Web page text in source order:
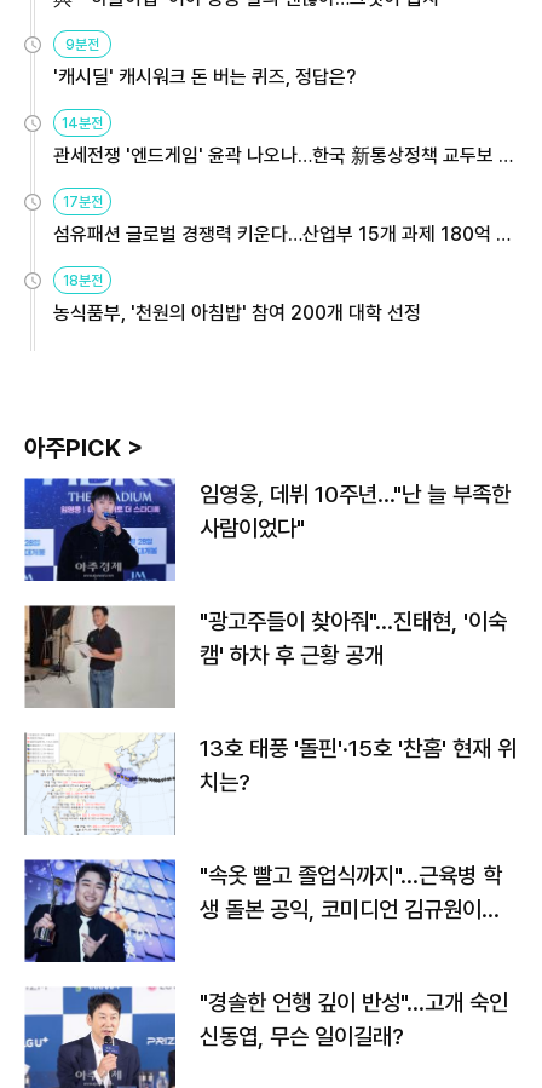
9분전
'캐시딜' 캐시워크 돈 버는 퀴즈, 정답은?
14분전
관세전쟁 '엔드게임' 윤곽 나오나…한국 新통상정책 교두보 활
용해야
17분전
섬유패션 글로벌 경쟁력 키운다…산업부 15개 과제 180억 지
원
18분전
농식품부, '천원의 아침밥' 참여 200개 대학 선정
아주PICK >
임영웅, 데뷔 10주년…"난 늘 부족한
사람이었다"
"광고주들이 찾아줘"…진태현, '이숙
캠' 하차 후 근황 공개
13호 태풍 '돌핀'·15호 '찬홈' 현재 위
치는?
"속옷 빨고 졸업식까지"…근육병 학
생 돌본 공익, 코미디언 김규원이었
"경솔한 언행 깊이 반성"…고개 숙인
신동엽, 무슨 일이길래?